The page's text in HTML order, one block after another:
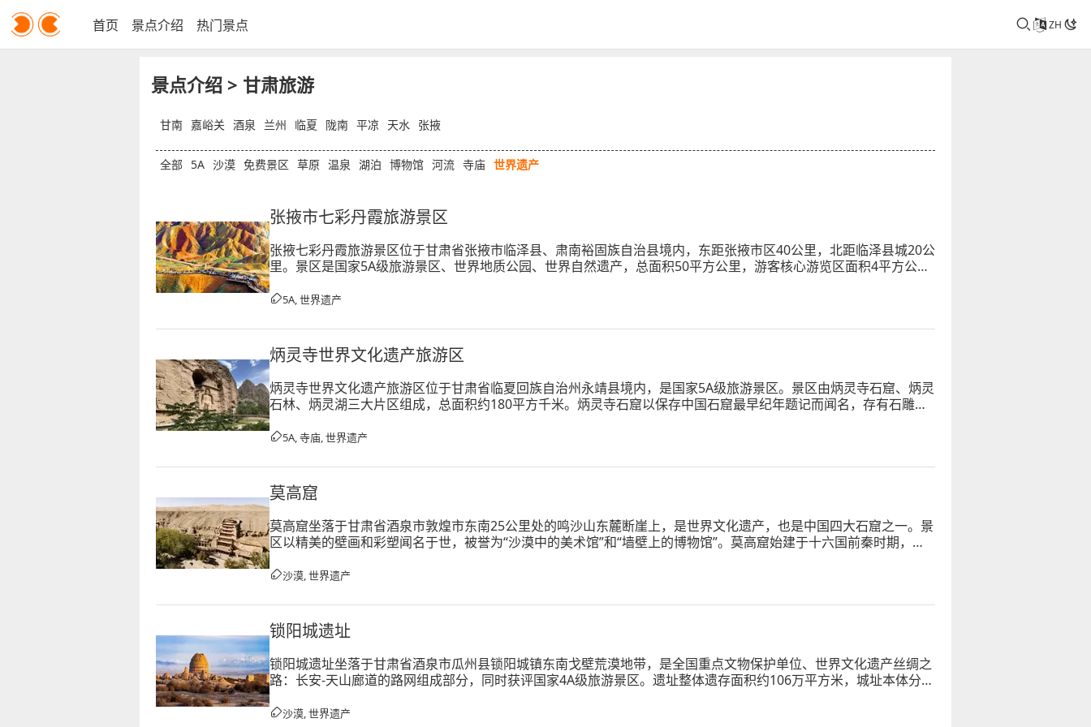
首页 景点介绍 热门景点 ZH
景点介绍 > 甘肃旅游
甘南 嘉峪关 酒泉 兰州 临夏 陇南 平凉 天水 张掖
全部 5A 沙漠 免费景区 草原 温泉 湖泊 博物馆 河流 寺庙 世界遗产
张掖市七彩丹霞旅游景区
张掖七彩丹霞旅游景区位于甘肃省张掖市临泽县、肃南裕固族自治县境内，东距张掖市区40公里，北距临泽县城20公
里。景区是国家5A级旅游景区、世界地质公园、世界自然遗产，总面积50平方公里，游客核心游览区面积4平方公
险、奇、幽、美于一身
5A, 世界遗产
炳灵寺世界文化遗产旅游区
炳灵寺世界文化遗产旅游区位于甘肃省临夏回族自治州永靖县境内，是国家5A级旅游景区。景区由炳灵寺石窟、炳灵
石林、炳灵湖三大片区组成，总面积约180平方千米。炳灵寺石窟以保存中国石窟最早纪年题记而闻名，存有石雕造
5A, 寺庙, 世界遗产
莫高窟
莫高窟坐落于甘肃省酒泉市敦煌市东南25公里处的鸣沙山东麓断崖上，是世界文化遗产，也是中国四大石窟之一。景
区以精美的壁画和彩塑闻名于世，被誉为“沙漠中的美术馆”和“墙壁上的博物馆”。莫高窟始建于十六国前秦时期，历
沙漠, 世界遗产
锁阳城遗址
锁阳城遗址坐落于甘肃省酒泉市瓜州县锁阳城镇东南戈壁荒漠地带，是全国重点文物保护单位、世界文化遗产丝绸之
路：长安-天山廊道的路网组成部分，同时获评国家4A级旅游景区。遗址整体遗存面积约106万平方米，城址本体分为
沙漠, 世界遗产